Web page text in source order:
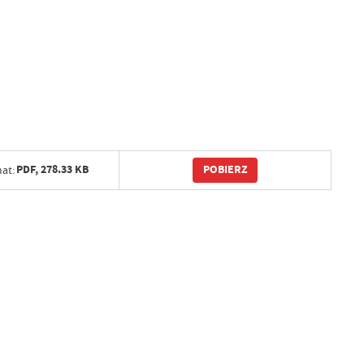
PDF,278.33 KB POBIERZ